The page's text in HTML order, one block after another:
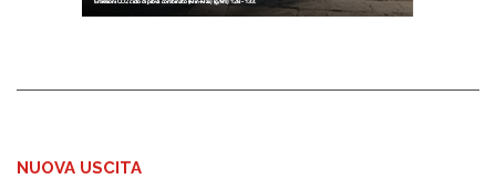
NUOVA USCITA